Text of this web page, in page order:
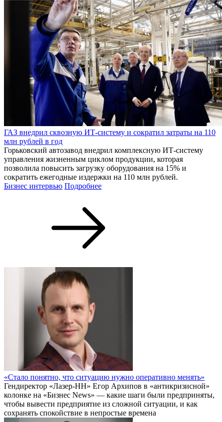
ГАЗ внедрил сквозную ИТ-систему и сократил затраты на 110
млн рублей в год
Горьковский автозавод внедрил комплексную ИТ-систему
управления жизненным циклом продукции, которая
позволила повысить загрузку оборудования на 15% и
сократить ежегодные издержки на 110 млн рублей.
Бизнес интервью Подробнее
«Стало понятно, что ситуацию нужно оперативно менять»
Гендиректор «Лазер-НН» Егор Архипов в «антикризисной»
колонке на «Бизнес News» — какие шаги были предприняты,
чтобы вывести предприятие из сложной ситуации, и как
сохранять спокойствие в непростые времена